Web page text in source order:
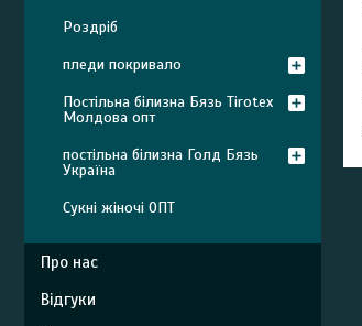
Роздріб
пледи покривало
Постільна білизна Бязь Tirotex
Молдова опт
постільна білизна Голд Бязь
Україна
Сукні жіночі ОПТ
Про нас
Відгуки